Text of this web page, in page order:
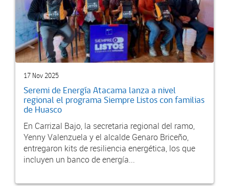
17 Nov 2025
Seremi de Energía Atacama lanza a nivel
regional el programa Siempre Listos con familias
de Huasco
En Carrizal Bajo, la secretaria regional del ramo,
Yenny Valenzuela y el alcalde Genaro Briceño,
entregaron kits de resiliencia energética, los que
incluyen un banco de energía...